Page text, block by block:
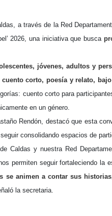
del Centro Histórico
avanza con resultados en
de Caldas hace
presidencial
a través de la Red
2026, una iniciativa que busca
jóvenes, adultos y
cuento corto, poesía y relato,
cuento corto para
en un género.
Rendón, destacó que esta
consolidando espacios de
Caldas y nuestra Red
permiten seguir fortaleciendo la
se animen a contar sus
la secretaria.